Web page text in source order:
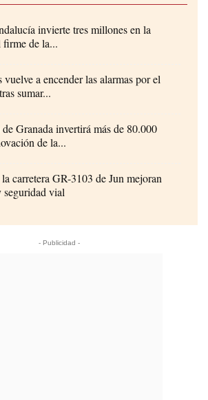
invierte tres millones en la
de la...
vuelve a encender las alarmas por el
sumar...
Granada invertirá más de 80.000
de la...
carretera GR-3103 de Jun mejoran
seguridad vial
- Publicidad -